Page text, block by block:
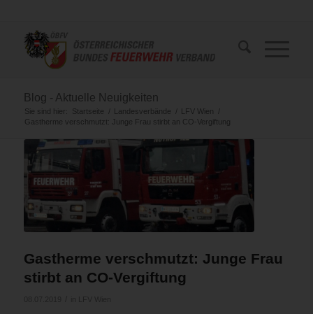
Blog - Aktuelle Neuigkeiten
Sie sind hier: Startseite / Landesverbände / LFV Wien
/
Gastherme verschmutzt: Junge Frau stirbt an CO-Vergiftung
Gastherme verschmutzt: Junge Frau
stirbt an CO-Vergiftung